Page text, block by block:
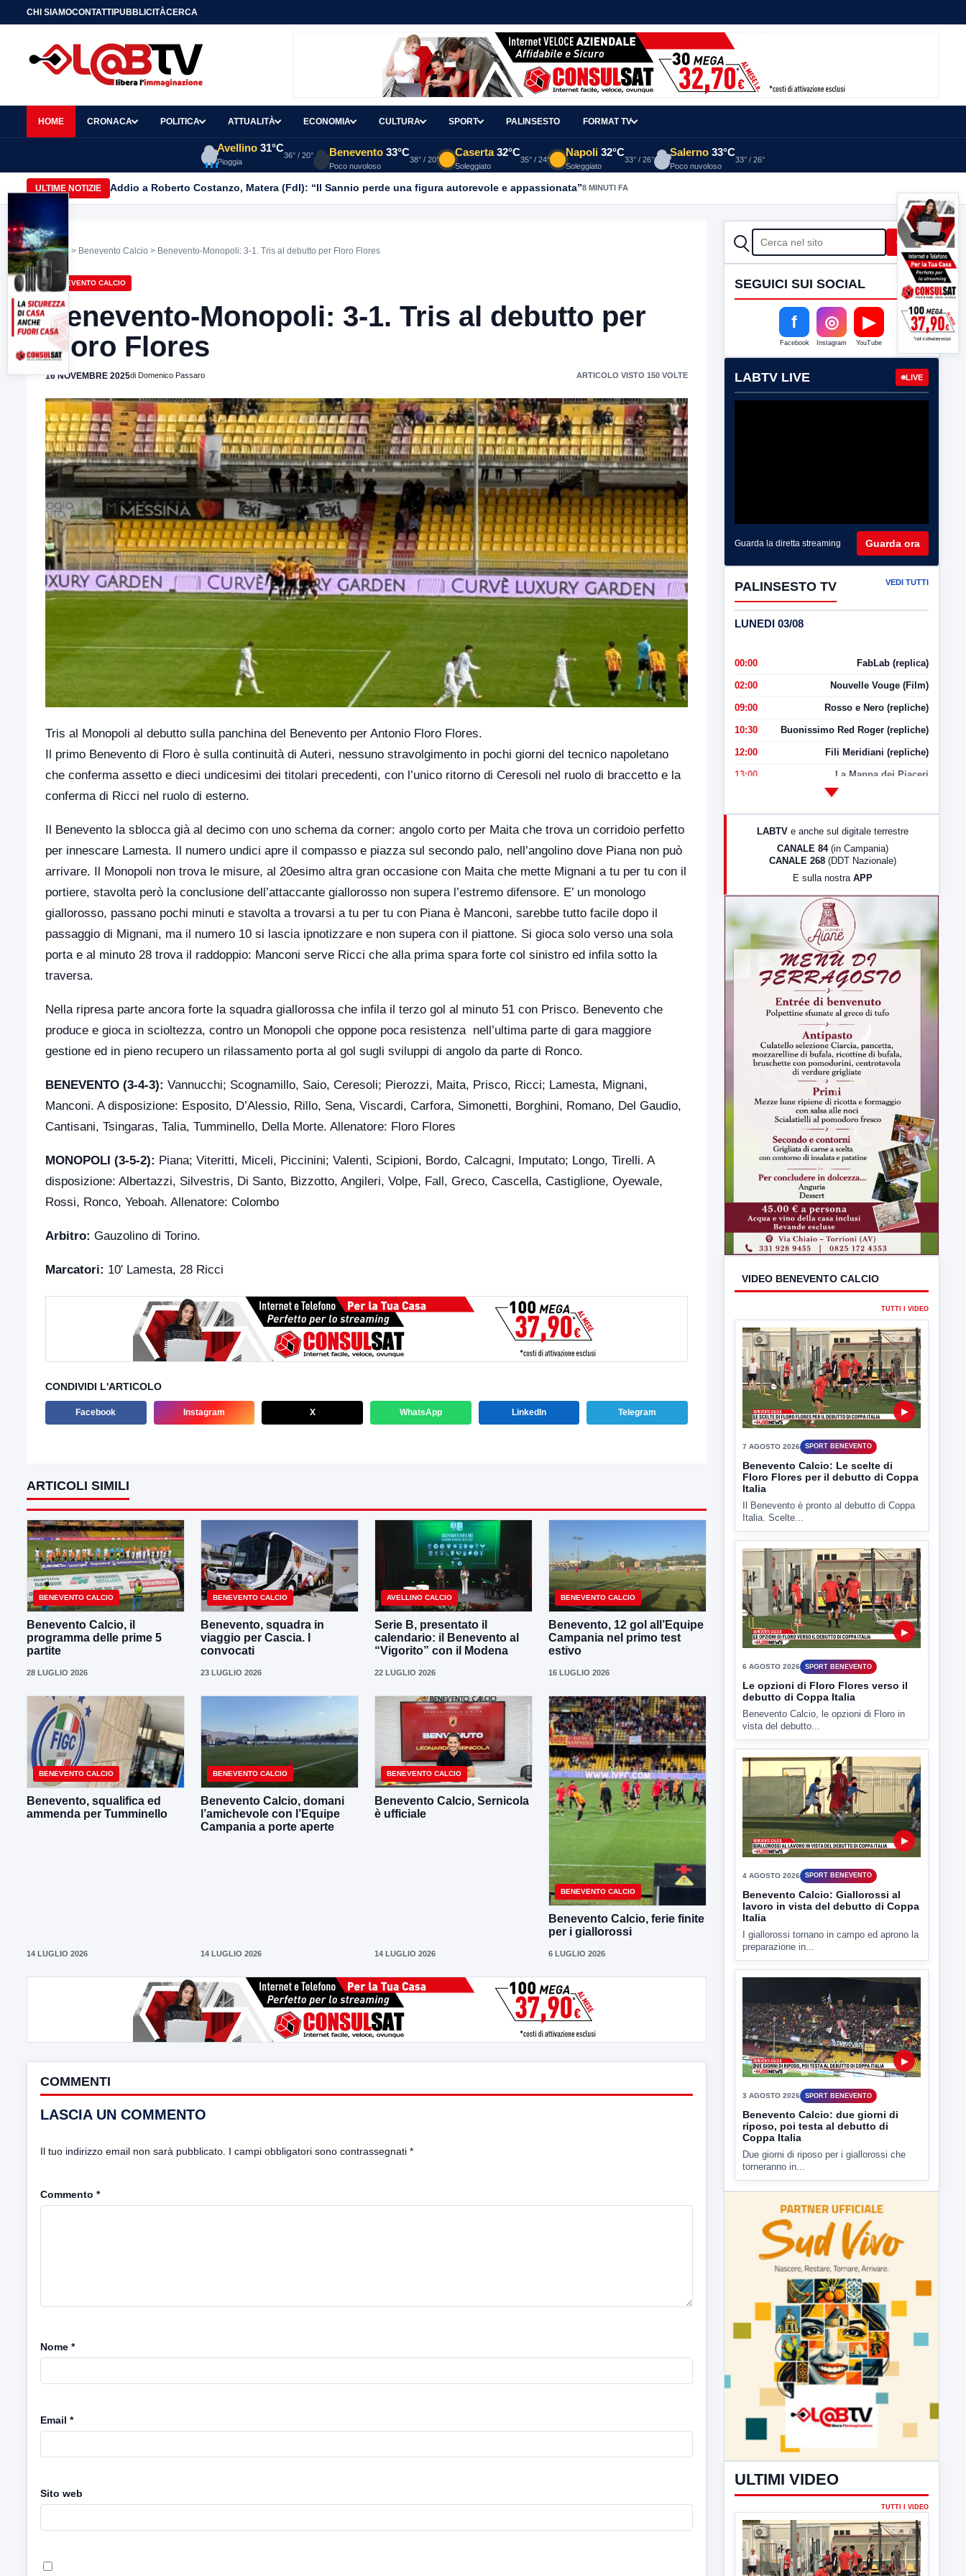
CHI SIAMOCONTATTIPUBBLICITÀCERCA
HOME CRONACA POLITICA ATTUALITÀ ECONOMIA CULTURA SPORT PALINSESTO FORMAT TV
Avellino 31°C
Pioggia
36° / 20° Benevento 33°C
Poco nuvoloso
38° / 20°
Caserta 32°C
Soleggiato
35° / 24°
Napoli 32°C
Soleggiato
33° / 26°
Salerno 33°C
Poco nuvoloso
33° / 26°
ULTIME NOTIZIE Addio a Roberto Costanzo, Matera (FdI): “Il Sannio perde una figura autorevole e appassionata”8 MINUTI FA
Home > Benevento Calcio > Benevento-Monopoli: 3-1. Tris al debutto per Floro Flores
BENEVENTO CALCIO
Benevento-Monopoli: 3-1. Tris al debutto per
Floro Flores
16 NOVEMBRE 2025di Domenico Passaro ARTICOLO VISTO 150 VOLTE
Tris al Monopoli al debutto sulla panchina del Benevento per Antonio Floro Flores.
Il primo Benevento di Floro è sulla continuità di Auteri, nessuno stravolgimento in pochi giorni del tecnico napoletano
che conferma assetto e dieci undicesimi dei titolari precedenti, con l’unico ritorno di Ceresoli nel ruolo di braccetto e la
conferma di Ricci nel ruolo di esterno.
Il Benevento la sblocca già al decimo con uno schema da corner: angolo corto per Maita che trova un corridoio perfetto
per innescare Lamesta. Il numero undici apre il compasso e piazza sul secondo palo, nell’angolino dove Piana non può
arrivare. Il Monopoli non trova le misure, al 20esimo altra gran occasione con Maita che mette Mignani a tu per tu con il
portiere, stavolta però la conclusione dell’attaccante giallorosso non supera l’estremo difensore. E’ un monologo
giallorosso, passano pochi minuti e stavolta a trovarsi a tu per tu con Piana è Manconi, sarebbe tutto facile dopo il
passaggio di Mignani, ma il numero 10 si lascia ipnotizzare e non supera con il piattone. Si gioca solo verso una sola
porta e al minuto 28 trova il raddoppio: Manconi serve Ricci che alla prima spara forte col sinistro ed infila sotto la
traversa.
Nella ripresa parte ancora forte la squadra giallorossa che infila il terzo gol al minuto 51 con Prisco. Benevento che
produce e gioca in scioltezza, contro un Monopoli che oppone poca resistenza nell’ultima parte di gara maggiore
gestione ed in pieno recupero un rilassamento porta al gol sugli sviluppi di angolo da parte di Ronco.
BENEVENTO (3-4-3): Vannucchi; Scognamillo, Saio, Ceresoli; Pierozzi, Maita, Prisco, Ricci; Lamesta, Mignani,
Manconi. A disposizione: Esposito, D’Alessio, Rillo, Sena, Viscardi, Carfora, Simonetti, Borghini, Romano, Del Gaudio,
Cantisani, Tsingaras, Talia, Tumminello, Della Morte. Allenatore: Floro Flores
MONOPOLI (3-5-2): Piana; Viteritti, Miceli, Piccinini; Valenti, Scipioni, Bordo, Calcagni, Imputato; Longo, Tirelli. A
disposizione: Albertazzi, Silvestris, Di Santo, Bizzotto, Angileri, Volpe, Fall, Greco, Cascella, Castiglione, Oyewale,
Rossi, Ronco, Yeboah. Allenatore: Colombo
Arbitro: Gauzolino di Torino.
Marcatori: 10′ Lamesta, 28 Ricci
CONDIVIDI L'ARTICOLO
Facebook Instagram X WhatsApp LinkedIn Telegram
ARTICOLI SIMILI
BENEVENTO CALCIO
Benevento Calcio, il
programma delle prime 5
partite
28 LUGLIO 2026
BENEVENTO CALCIO
Benevento, squadra in
viaggio per Cascia. I
convocati
23 LUGLIO 2026
AVELLINO CALCIO
Serie B, presentato il
calendario: il Benevento al
“Vigorito” con il Modena
22 LUGLIO 2026
BENEVENTO CALCIO
Benevento, 12 gol all’Equipe
Campania nel primo test
estivo
16 LUGLIO 2026
BENEVENTO CALCIO
Benevento, squalifica ed
ammenda per Tumminello
14 LUGLIO 2026
BENEVENTO CALCIO
Benevento Calcio, domani
l’amichevole con l’Equipe
Campania a porte aperte
14 LUGLIO 2026
BENEVENTO CALCIO
Benevento Calcio, Sernicola
è ufficiale
14 LUGLIO 2026
BENEVENTO CALCIO
Benevento Calcio, ferie finite
per i giallorossi
6 LUGLIO 2026
COMMENTI
LASCIA UN COMMENTO
Il tuo indirizzo email non sarà pubblicato. I campi obbligatori sono contrassegnati *
Commento *
Nome *
Email *
Sito web
CERCA Cerca
SEGUICI SUI SOCIAL
f
Facebook
◎
Instagram
▶
YouTube
LABTV LIVE LIVE
Guarda la diretta streaming Guarda ora
PALINSESTO TV VEDI TUTTI
LUNEDI 03/08
00:00 FabLab (replica)
02:00 Nouvelle Vouge (Film)
09:00 Rosso e Nero (repliche)
10:30 Buonissimo Red Roger (repliche)
12:00 Fili Meridiani (repliche)
13:00 La Mappa dei Piaceri
LabNews (Diretta)
LabNews (replica)
LABTV e anche sul digitale terrestre
CANALE 84 (in Campania)
CANALE 268 (DDT Nazionale)
E sulla nostra APP
VIDEO BENEVENTO CALCIO
TUTTI I VIDEO
▶
7 AGOSTO 2026 SPORT BENEVENTO
Benevento Calcio: Le scelte di
Floro Flores per il debutto di Coppa
Italia
Il Benevento è pronto al debutto di Coppa
Italia. Scelte...
▶
6 AGOSTO 2026 SPORT BENEVENTO
Le opzioni di Floro Flores verso il
debutto di Coppa Italia
Benevento Calcio, le opzioni di Floro in
vista del debutto...
▶
4 AGOSTO 2026 SPORT BENEVENTO
Benevento Calcio: Giallorossi al
lavoro in vista del debutto di Coppa
Italia
I giallorossi tornano in campo ed aprono la
preparazione in...
▶
3 AGOSTO 2026 SPORT BENEVENTO
Benevento Calcio: due giorni di
riposo, poi testa al debutto di
Coppa Italia
Due giorni di riposo per i giallorossi che
torneranno in...
ULTIMI VIDEO
TUTTI I VIDEO